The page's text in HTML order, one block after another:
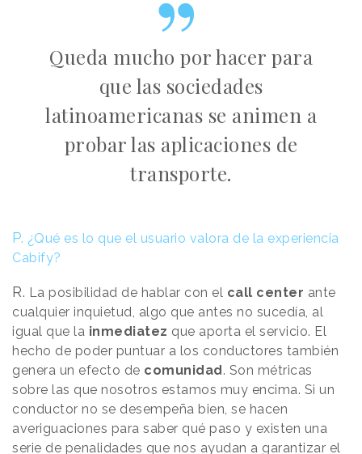
Queda mucho por hacer para
que las sociedades
latinoamericanas se animen a
probar las aplicaciones de
transporte.
P. ¿Qué es lo que el usuario valora de la experiencia
Cabify?
R. La posibilidad de hablar con el call center ante
cualquier inquietud, algo que antes no sucedía, al
igual que la inmediatez que aporta el servicio. El
hecho de poder puntuar a los conductores también
genera un efecto de comunidad . Son métricas
sobre las que nosotros estamos muy encima. Si un
conductor no se desempeña bien, se hacen
averiguaciones para saber qué paso y existen una
serie de penalidades que nos ayudan a garantizar el